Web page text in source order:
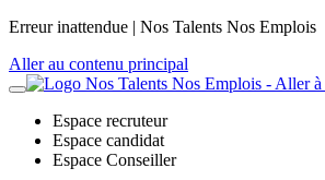
Erreur inattendue | Nos Talents Nos Emplois
Aller au contenu principal
Espace recruteur
Espace candidat
Espace Conseiller